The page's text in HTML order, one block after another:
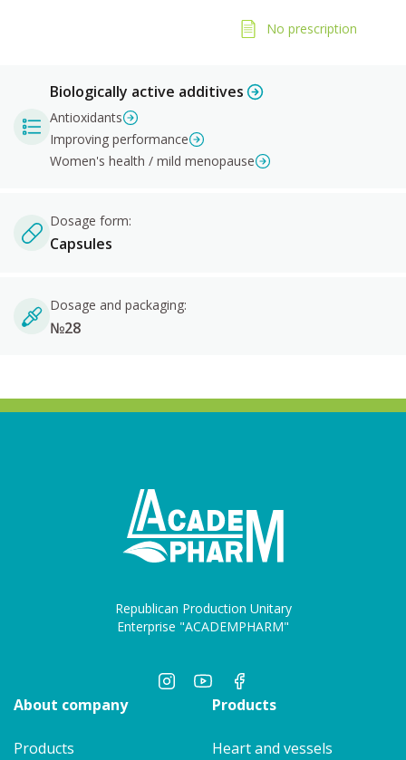
No prescription
Biologically active additives
Antioxidants
Improving performance
Women's health / mild menopause
Dosage form:
Capsules
Dosage and packaging:
№28
Republican Production Unitary
Enterprise "ACADEMPHARM"
About company
Products
Products
Heart and vessels